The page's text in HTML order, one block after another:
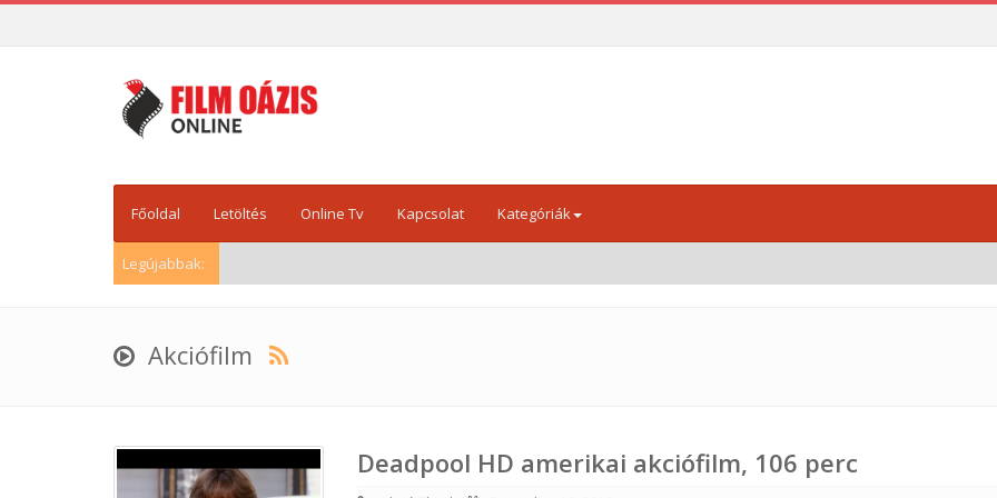
Főoldal Letöltés Online Tv Kapcsolat Kategóriák
Legújabbak:
Akciófilm
Deadpool HD amerikai akciófilm, 106 perc